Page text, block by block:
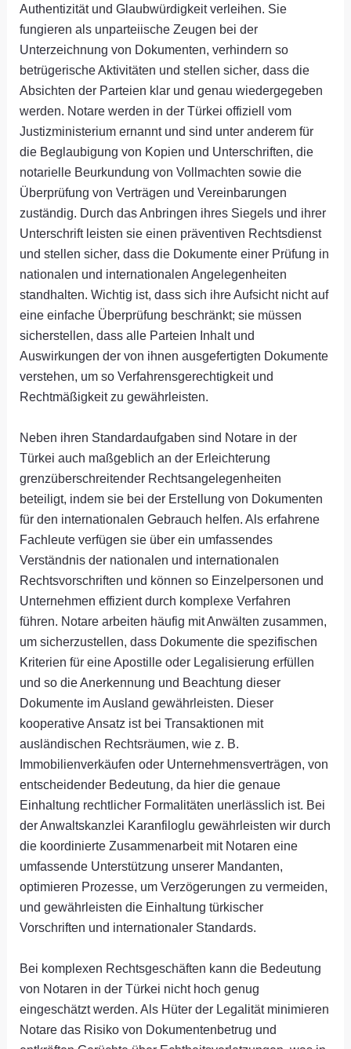
Authentizität und Glaubwürdigkeit verleihen. Sie
fungieren als unparteiische Zeugen bei der
Unterzeichnung von Dokumenten, verhindern so
betrügerische Aktivitäten und stellen sicher, dass die
Absichten der Parteien klar und genau wiedergegeben
werden. Notare werden in der Türkei offiziell vom
Justizministerium ernannt und sind unter anderem für
die Beglaubigung von Kopien und Unterschriften, die
notarielle Beurkundung von Vollmachten sowie die
Überprüfung von Verträgen und Vereinbarungen
zuständig. Durch das Anbringen ihres Siegels und ihrer
Unterschrift leisten sie einen präventiven Rechtsdienst
und stellen sicher, dass die Dokumente einer Prüfung in
nationalen und internationalen Angelegenheiten
standhalten. Wichtig ist, dass sich ihre Aufsicht nicht auf
eine einfache Überprüfung beschränkt; sie müssen
sicherstellen, dass alle Parteien Inhalt und
Auswirkungen der von ihnen ausgefertigten Dokumente
verstehen, um so Verfahrensgerechtigkeit und
Rechtmäßigkeit zu gewährleisten.
Neben ihren Standardaufgaben sind Notare in der
Türkei auch maßgeblich an der Erleichterung
grenzüberschreitender Rechtsangelegenheiten
beteiligt, indem sie bei der Erstellung von Dokumenten
für den internationalen Gebrauch helfen. Als erfahrene
Fachleute verfügen sie über ein umfassendes
Verständnis der nationalen und internationalen
Rechtsvorschriften und können so Einzelpersonen und
Unternehmen effizient durch komplexe Verfahren
führen. Notare arbeiten häufig mit Anwälten zusammen,
um sicherzustellen, dass Dokumente die spezifischen
Kriterien für eine Apostille oder Legalisierung erfüllen
und so die Anerkennung und Beachtung dieser
Dokumente im Ausland gewährleisten. Dieser
kooperative Ansatz ist bei Transaktionen mit
ausländischen Rechtsräumen, wie z. B.
Immobilienverkäufen oder Unternehmensverträgen, von
entscheidender Bedeutung, da hier die genaue
Einhaltung rechtlicher Formalitäten unerlässlich ist. Bei
der Anwaltskanzlei Karanfiloglu gewährleisten wir durch
die koordinierte Zusammenarbeit mit Notaren eine
umfassende Unterstützung unserer Mandanten,
optimieren Prozesse, um Verzögerungen zu vermeiden,
und gewährleisten die Einhaltung türkischer
Vorschriften und internationaler Standards.
Bei komplexen Rechtsgeschäften kann die Bedeutung
von Notaren in der Türkei nicht hoch genug
eingeschätzt werden. Als Hüter der Legalität minimieren
Notare das Risiko von Dokumentenbetrug und